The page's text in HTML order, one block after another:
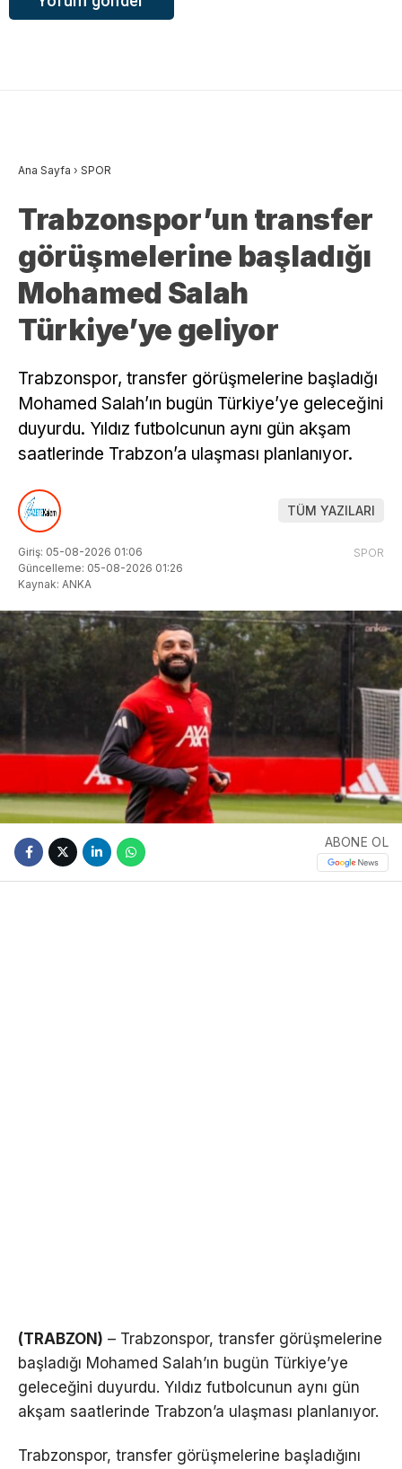
Ana Sayfa › SPOR
Trabzonspor’un transfer
görüşmelerine başladığı
Mohamed Salah
Türkiye’ye geliyor
Trabzonspor, transfer görüşmelerine başladığı
Mohamed Salah’ın bugün Türkiye’ye geleceğini
duyurdu. Yıldız futbolcunun aynı gün akşam
saatlerinde Trabzon’a ulaşması planlanıyor.
TÜM YAZILARI
Giriş: 05-08-2026 01:06
Güncelleme: 05-08-2026 01:26
Kaynak: ANKA
SPOR
ABONE OL
(TRABZON) – Trabzonspor, transfer görüşmelerine
başladığı Mohamed Salah’ın bugün Türkiye’ye
geleceğini duyurdu. Yıldız futbolcunun aynı gün
akşam saatlerinde Trabzon’a ulaşması planlanıyor.
Trabzonspor, transfer görüşmelerine başladığını